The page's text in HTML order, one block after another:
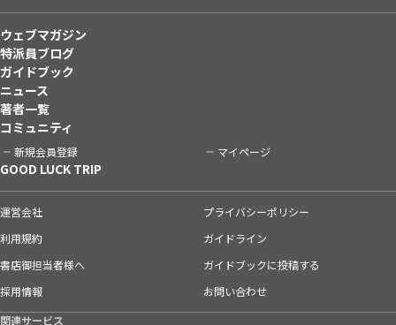
ウェブマガジン
特派員ブログ
ガイドブック
ニュース
著者一覧
コミュニティ
新規会員登録 マイページ
GOOD LUCK TRIP
運営会社
プライバシーポリシー
利用規約
ガイドライン
書店御担当者様へ
ガイドブックに投稿する
採用情報
お問い合わせ
関連サービス